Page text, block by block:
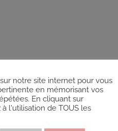
notre site internet pour vous
en mémorisant vos
En cliquant sur
l'utilisation de TOUS les